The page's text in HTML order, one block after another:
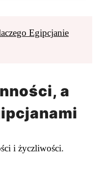
Egipcjanie
a
i życzliwości.